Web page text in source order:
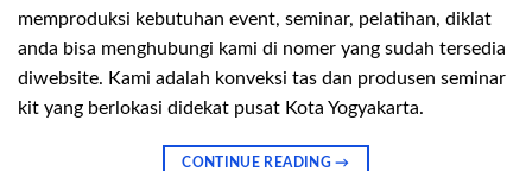
memproduksi kebutuhan event, seminar, pelatihan, diklat
anda bisa menghubungi kami di nomer yang sudah tersedia
diwebsite. Kami adalah konveksi tas dan produsen seminar
kit yang berlokasi didekat pusat Kota Yogyakarta.
CONTINUE READING→